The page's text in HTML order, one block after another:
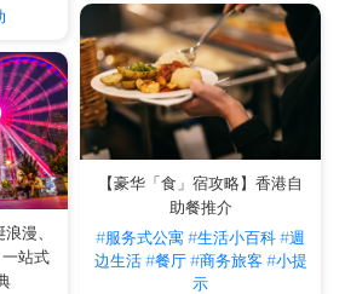
程变更需要临时续租，The V
？
或回流客常面临计划变动。与一般的私人租约不同，
只要房态许可，我们会优先为现有住客安排续租，协
会根据您的实际居住需求，提供最人性化的合约支
【豪华「食」宿攻略】香港自
助餐推介
#服务式公寓#生活小百科#週
边生活 #餐厅 #商务旅客 #小提
示
漫、
站式